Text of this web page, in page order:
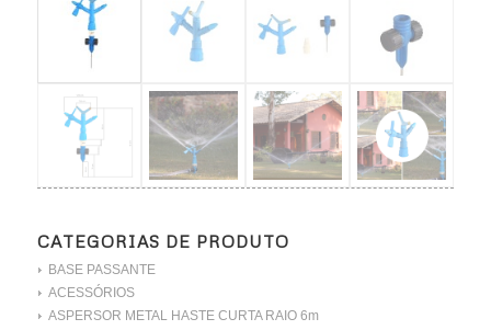
CATEGORIAS DE PRODUTO
BASE PASSANTE
ACESSÓRIOS
ASPERSOR METAL HASTE CURTA RAIO 6m